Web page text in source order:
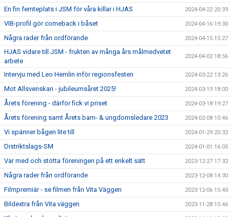
En fin femteplats i JSM för våra killar i HJAS 2024-04-22 20:39
VIB-profil gör comeback i båset 2024-04-16 19:30
Några rader från ordförande 2024-04-15 15:27
HJAS vidare till JSM - frukten av många års målmedvetet
arbete
2024-04-02 18:56
Intervju med Leo Hemlin inför regionsfesten 2024-03-22 13:26
Mot Allsvenskan - jubileumsåret 2025! 2024-03-19 18:00
Årets förening - därför fick vi priset 2024-03-18 19:27
Årets förening samt Årets barn- & ungdomsledare 2023 2024-02-08 10:46
Vi spänner bågen lite till 2024-01-29 20:32
Distriktslags-SM 2024-01-01 16:05
Var med och stötta föreningen på ett enkelt sätt 2023-12-27 17:32
Några rader från ordförande 2023-12-08 14:30
Filmpremiär - se filmen från Vita Väggen 2023-12-06 15:40
Bildextra från Vita väggen 2023-11-28 15:46